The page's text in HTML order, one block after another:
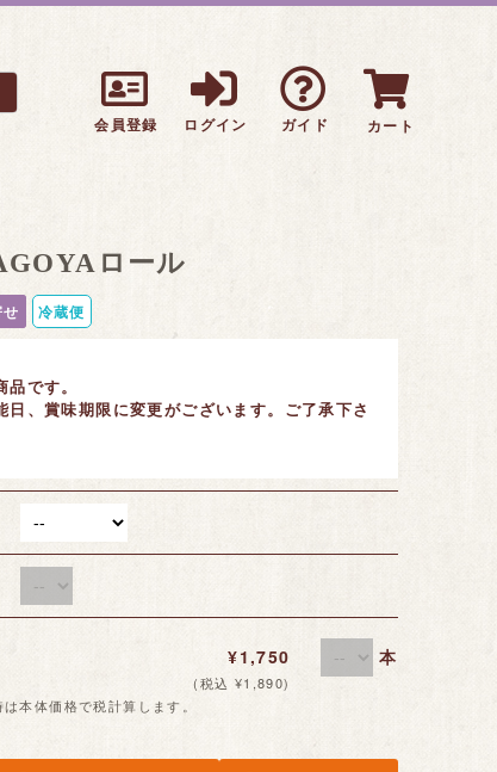
会員登録 ログイン ガイド カート
ロール
冷蔵便
です。
日、賞味期限に変更がございます。ご了承下さ
¥1,750
(税込 ¥1,890)
本
本体価格で税計算します。